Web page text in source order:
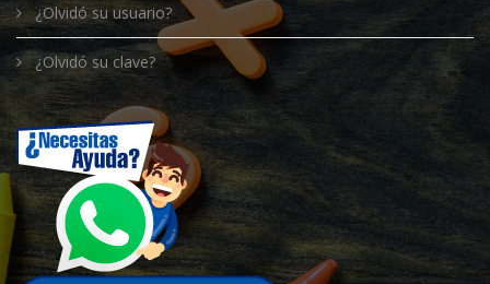
¿Olvidó su usuario?
¿Olvidó su clave?